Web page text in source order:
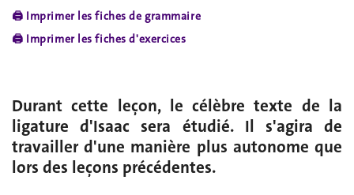
🖨️ Imprimer les fiches de grammaire
🖨️ Imprimer les fiches d'exercices
Durant cette leçon, le célèbre texte de la
ligature d'Isaac sera étudié. Il s'agira de
travailler d'une manière plus autonome que
lors des leçons précédentes.